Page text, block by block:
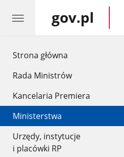
Strona główna
Rada Ministrów
Kancelaria Premiera
Ministerstwa
Urzędy, instytucje
i placówki RP
gov.pl